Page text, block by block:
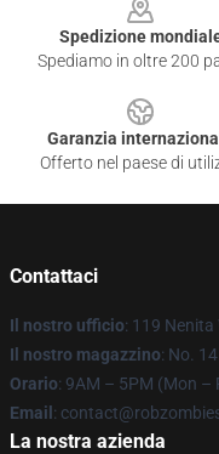
Spedizione
Spediamo in oltre 200
Garanzia
Offerto nel paese di
Contattaci
Il nostro ufficio: 119 Nenita
Il nostro magazzino: No.
Orario: 9AM – 5PM (Mon –
Email :
La nostra azienda